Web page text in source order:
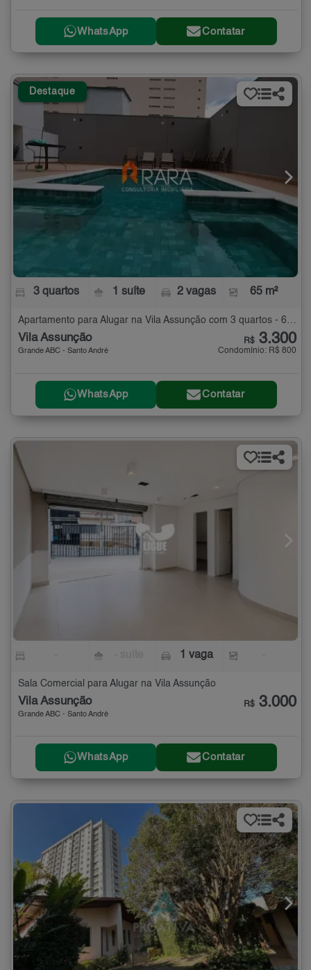
WhatsApp Contatar
Destaque
3 quartos 1 suíte 2 vagas 65 m²
Apartamento para Alugar na Vila Assunção com 3 quartos - 65 m²
Vila Assunção
Grande ABC - Santo André
R$ 3.300
Condomínio: R$ 800
WhatsApp Contatar
1 vaga
Sala Comercial para Alugar na Vila Assunção
Vila Assunção
Grande ABC - Santo André
R$ 3.000
WhatsApp Contatar